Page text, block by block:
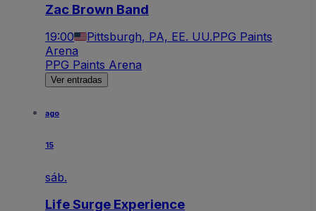
Zac Brown Band
19:00 Pittsburgh, PA, EE. UU.PPG Paints
Arena
PPG Paints Arena
Ver entradas
ago
15
sáb.
Life Surge Experience